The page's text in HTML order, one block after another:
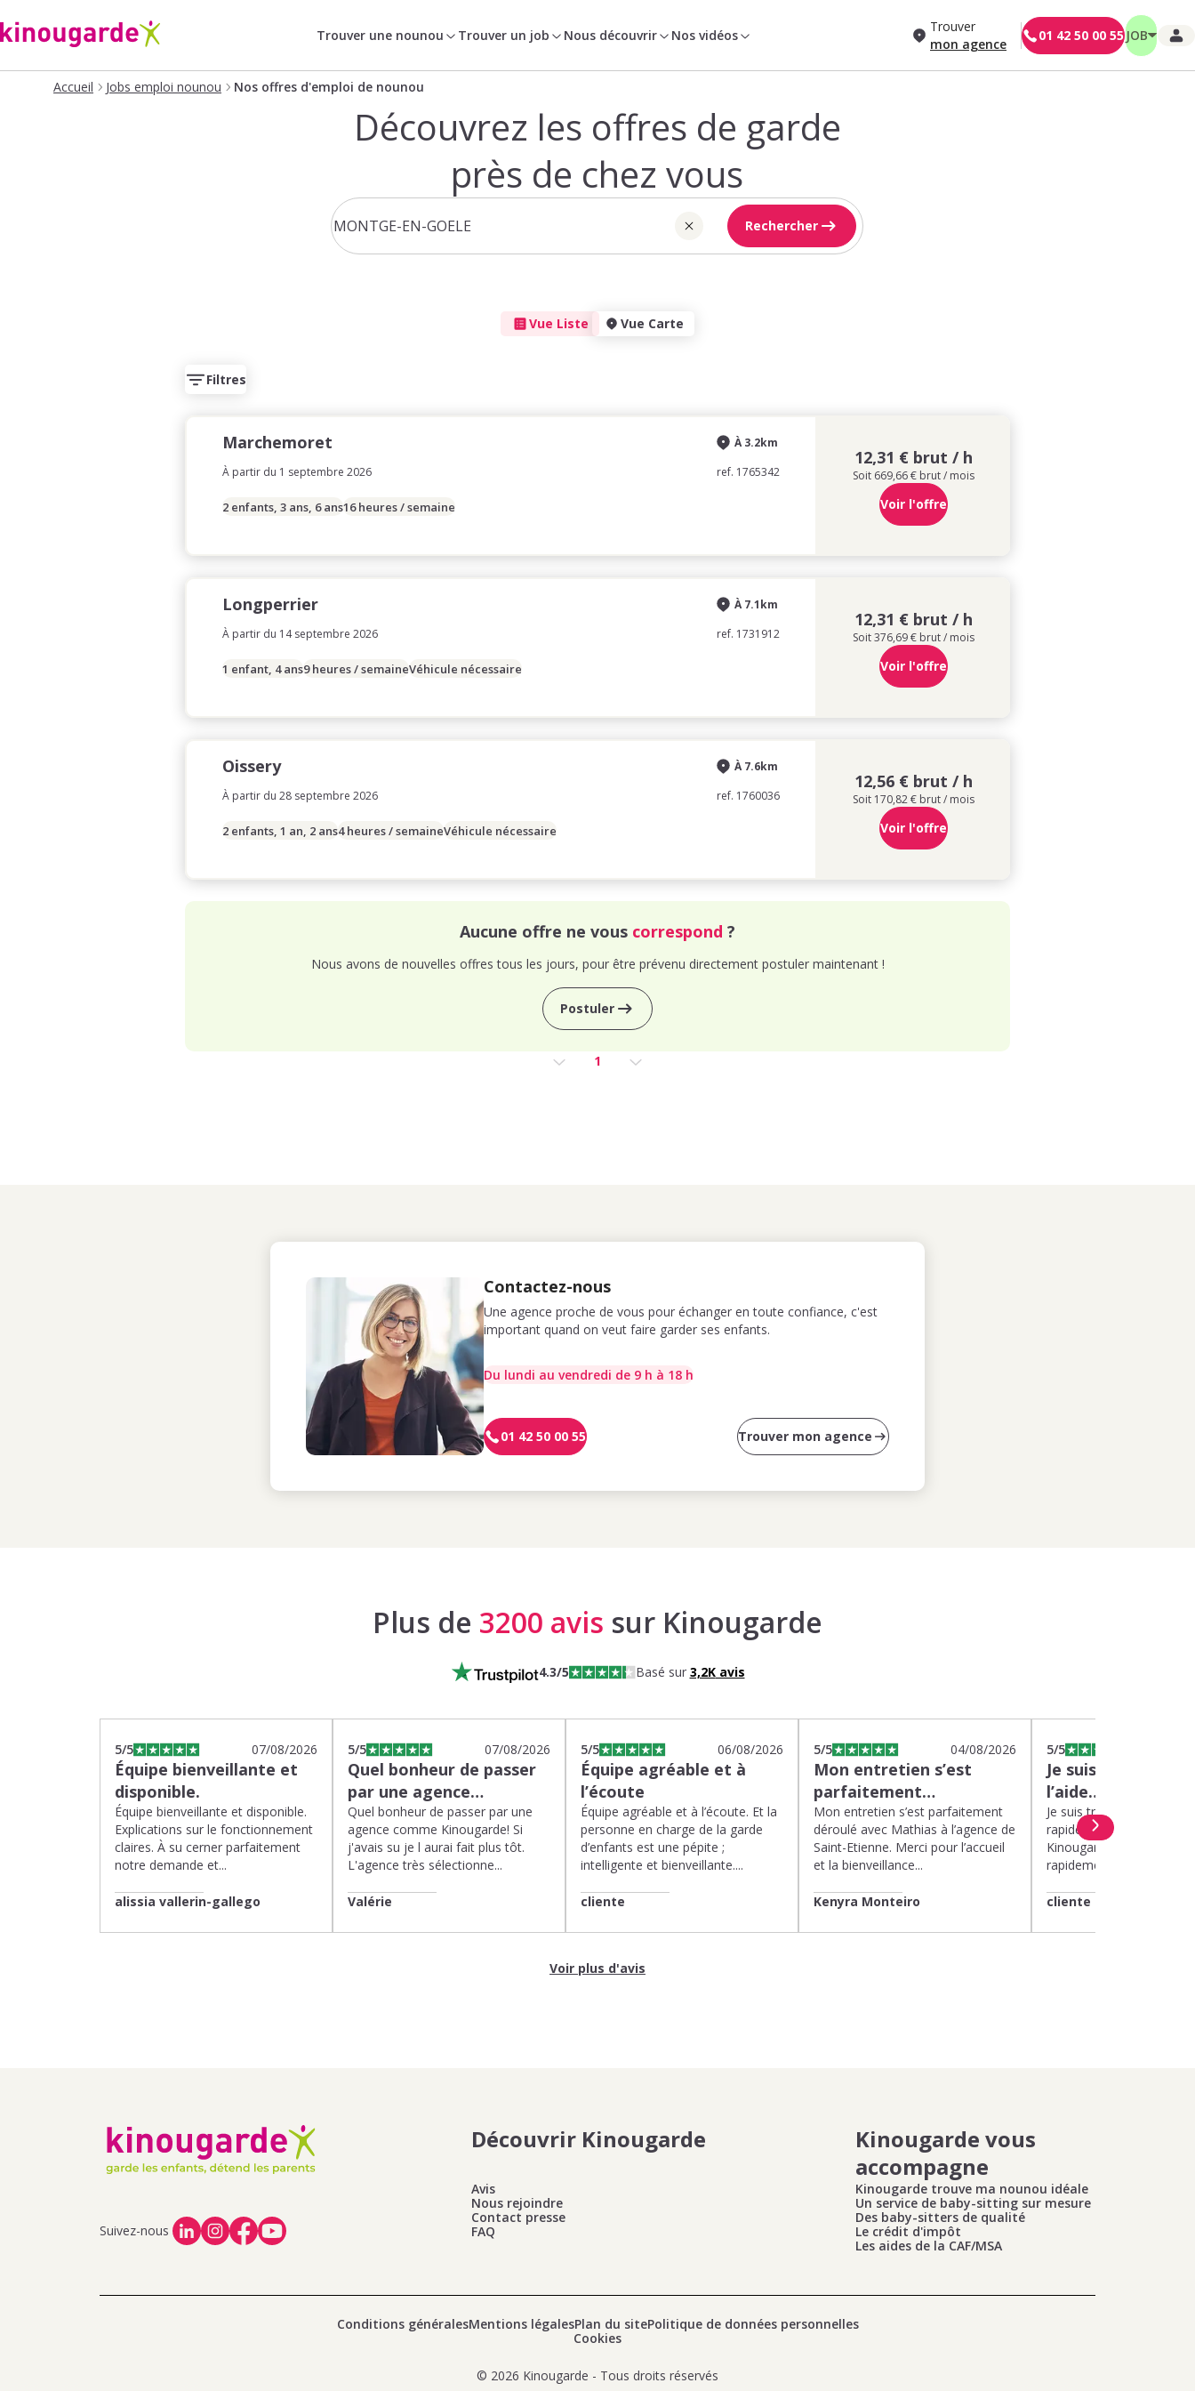
Trouver une nounou Trouver un job Nous découvrir Nos vidéos
Trouver
mon agence
01 42 50 00 55 JOB
Accueil Jobs emploi nounou Nos offres d'emploi de nounou
Découvrez les offres de garde
près de chez vous
Rechercher
Vue Liste Vue Carte
Filtres
Marchemoret
À partir du 1 septembre 2026
À 3.2km
ref. 1765342
2 enfants, 3 ans, 6 ans16 heures / semaine
12,31 € brut / h
Soit 669,66 € brut / mois
Voir l'offre
Longperrier
À partir du 14 septembre 2026
À 7.1km
ref. 1731912
1 enfant, 4 ans9 heures / semaineVéhicule nécessaire
12,31 € brut / h
Soit 376,69 € brut / mois
Voir l'offre
Oissery
À partir du 28 septembre 2026
À 7.6km
ref. 1760036
2 enfants, 1 an, 2 ans4 heures / semaineVéhicule nécessaire
12,56 € brut / h
Soit 170,82 € brut / mois
Voir l'offre
Aucune offre ne vous correspond ?
Nous avons de nouvelles offres tous les jours, pour être prévenu directement postuler maintenant !
Postuler
1
Contactez-nous
Une agence proche de vous pour échanger en toute confiance, c'est
important quand on veut faire garder ses enfants.
Du lundi au vendredi de 9 h à 18 h
01 42 50 00 55 Trouver mon agence
Plus de 3200 avis sur Kinougarde
4.3/5 Basé sur 3,2Kavis
5/5 07/08/2026
Équipe bienveillante et
disponible.
Équipe bienveillante et disponible.
Explications sur le fonctionnement
claires. À su cerner parfaitement
notre demande et...
alissia vallerin-gallego
5/5 07/08/2026
Quel bonheur de passer
par une agence…
Quel bonheur de passer par une
agence comme Kinougarde! Si
j'avais su je l aurai fait plus tôt.
L'agence très sélectionne...
Valérie
5/5 06/08/2026
Équipe agréable et à
l’écoute
Équipe agréable et à l’écoute. Et la
personne en charge de la garde
d’enfants est une pépite ;
intelligente et bienveillante....
cliente
5/5 04/08/2026
Mon entretien s’est
parfaitement…
Mon entretien s’est parfaitement
déroulé avec Mathias à l’agence de
Saint-Etienne. Merci pour l’accueil
et la bienveillance...
Kenyra Monteiro
5/5
Je suis très
l’aide…
Je suis très satisfaite de
rapide et efficace
Kinougarde. On m’a
rapidement et une
cliente
Voir plus d'avis
Suivez-nous
Découvrir Kinougarde
Avis
Nous rejoindre
Contact presse
FAQ
Kinougarde vous
accompagne
Kinougarde trouve ma nounou idéale
Un service de baby-sitting sur mesure
Des baby-sitters de qualité
Le crédit d'impôt
Les aides de la CAF/MSA
Conditions généralesMentions légalesPlan du sitePolitique de données personnelles
Cookies
© 2026 Kinougarde - Tous droits réservés